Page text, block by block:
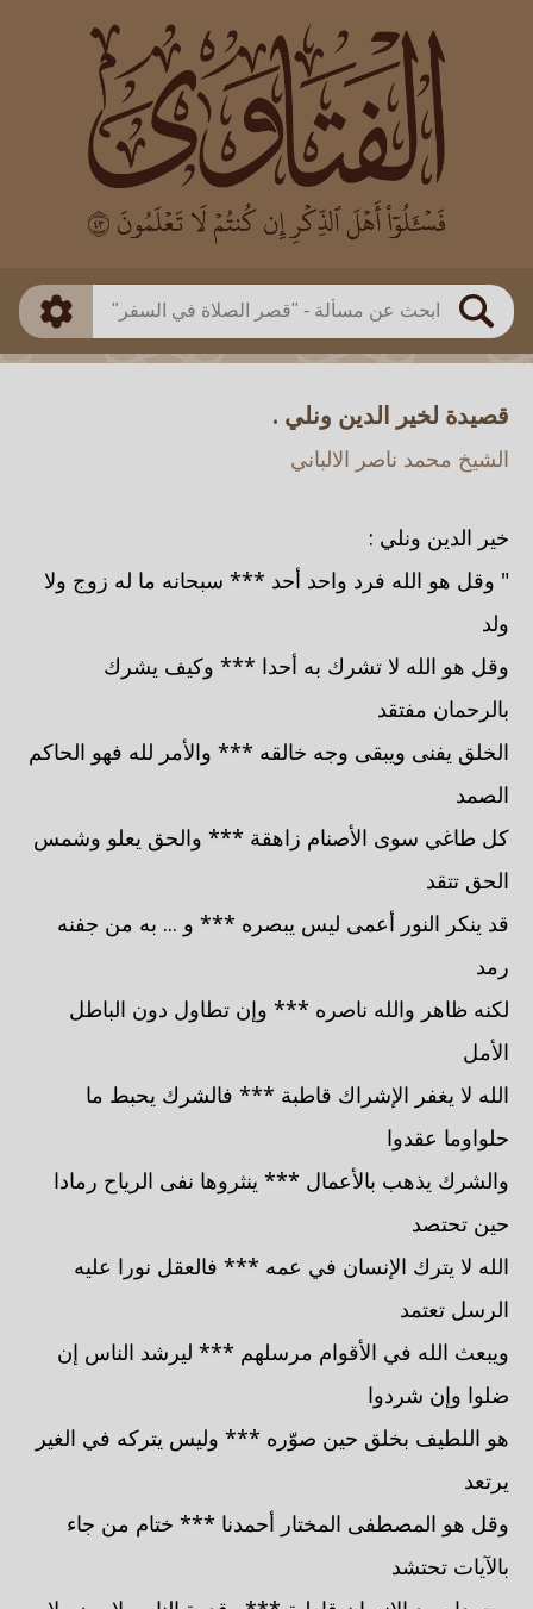
بحث
العالم
بن باز
بن العثيمين
اللجنة الدائمة
طريقة البحث
ذكي
قصيدة لخير الدين ونلي .
الشيخ محمد ناصر الالباني
خير الدين ونلي :
" وقل هو الله فرد واحد أحد *** سبحانه ما له زوج ولا
ولد
وقل هو الله لا تشرك به أحدا *** وكيف يشرك
بالرحمان مفتقد
الخلق يفنى ويبقى وجه خالقه *** والأمر لله فهو الحاكم
الصمد
كل طاغي سوى الأصنام زاهقة *** والحق يعلو وشمس
الحق تتقد
قد ينكر النور أعمى ليس يبصره *** و ... به من جفنه
رمد
لكنه ظاهر والله ناصره *** وإن تطاول دون الباطل
الأمل
الله لا يغفر الإشراك قاطبة *** فالشرك يحبط ما
حلواوما عقدوا
والشرك يذهب بالأعمال *** ينثروها نفى الرياح رمادا
حين تحتصد
الله لا يترك الإنسان في عمه *** فالعقل نورا عليه
الرسل تعتمد
ويبعث الله في الأقوام مرسلهم *** ليرشد الناس إن
ضلوا وإن شردوا
هو اللطيف بخلق حين صوّره *** وليس يتركه في الغير
يرتعد
وقل هو المصطفى المختار أحمدنا *** ختام من جاء
بالآيات تحتشد